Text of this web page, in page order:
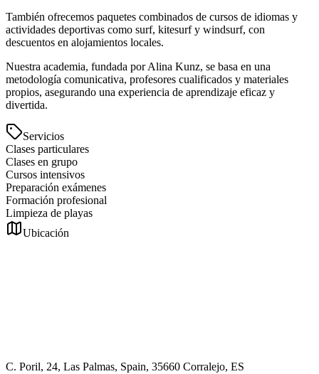
También ofrecemos paquetes combinados de cursos de idiomas y
actividades deportivas como surf, kitesurf y windsurf, con
descuentos en alojamientos locales.
Nuestra academia, fundada por Alina Kunz, se basa en una
metodología comunicativa, profesores cualificados y materiales
propios, asegurando una experiencia de aprendizaje eficaz y
divertida.
Servicios
Clases particulares
Clases en grupo
Cursos intensivos
Preparación exámenes
Formación profesional
Limpieza de playas
Ubicación
C. Poril, 24, Las Palmas, Spain, 35660 Corralejo, ES